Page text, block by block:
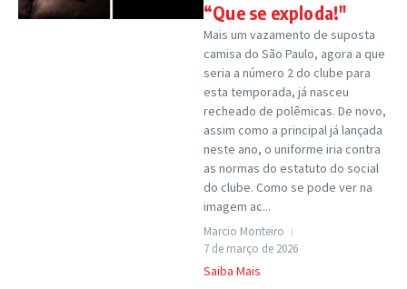
“Que se exploda!"
Mais um vazamento de suposta
camisa do São Paulo, agora a que
seria a número 2 do clube para
esta temporada, já nasceu
recheado de polêmicas. De novo,
assim como a principal já lançada
neste ano, o uniforme iria contra
as normas do estatuto do social
do clube. Como se pode ver na
imagem ac...
Marcio Monteiro
7 de março de 2026
Saiba Mais